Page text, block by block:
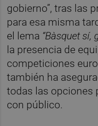
gobierno”, tras las
para esa misma
el lema “Bàsquet sí,
la presencia de
competiciones
también ha
todas las opciones
con público.